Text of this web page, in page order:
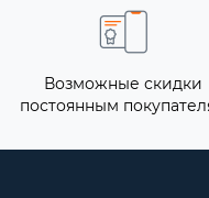
Возможные скидки
постоянным